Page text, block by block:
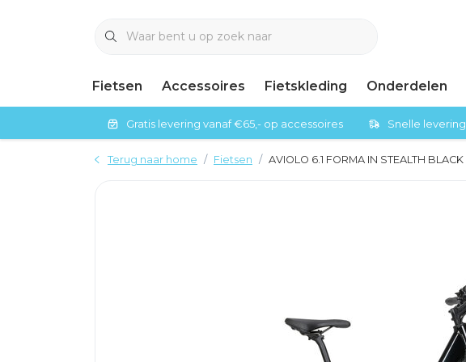
Fietsen Accessoires Fietskleding Onderdelen
Gratis levering vanaf €65,- op accessoires Snelle levering
Terug naar home Fietsen AVIOLO 6.1 FORMA IN STEALTH BLACK